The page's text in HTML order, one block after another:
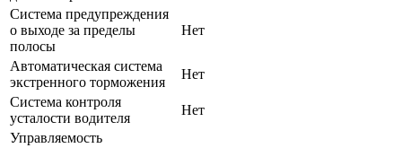
Система предупреждения
о выходе за пределы
полосы
Нет
Автоматическая система
экстренного торможения
Нет
Система контроля
усталости водителя
Нет
Управляемость